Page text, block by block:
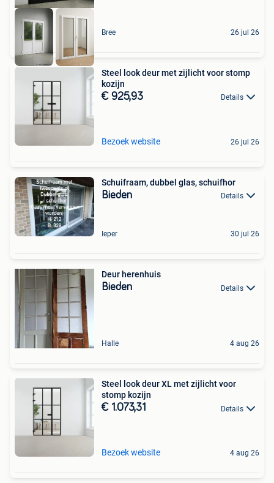
Bree 26 jul 26
Steel look deur met zijlicht voor stomp
kozijn
€ 925,93 Details
Bezoek website 26 jul 26
Schuifraam, dubbel glas, schuifhor
Bieden Details
Ieper 30 jul 26
Deur herenhuis
Bieden Details
Halle 4 aug 26
Steel look deur XL met zijlicht voor
stomp kozijn
€ 1.073,31 Details
Bezoek website 4 aug 26